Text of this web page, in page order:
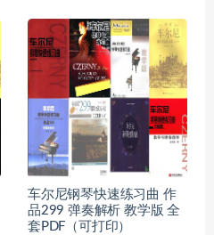
车尔尼钢琴快速练习曲 作
品299 弹奏解析 教学版 全
套PDF（可打印）